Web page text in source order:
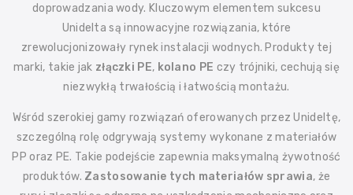
doprowadzania wody. Kluczowym elementem sukcesu
Unidelta są innowacyjne rozwiązania, które
zrewolucjonizowały rynek instalacji wodnych. Produkty tej
marki, takie jak złączki PE, kolano PE czy trójniki, cechują się
niezwykłą trwałością i łatwością montażu.
Wśród szerokiej gamy rozwiązań oferowanych przez Unideltę,
szczególną rolę odgrywają systemy wykonane z materiałów
PP oraz PE. Takie podejście zapewnia maksymalną żywotność
produktów. Zastosowanie tych materiałów sprawia, że